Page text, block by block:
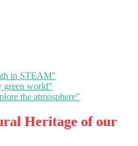
in STEAM"
green world"
the atmosphere"
Heritage of our